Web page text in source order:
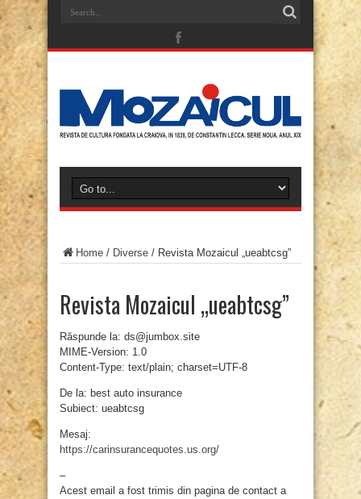
Home / Diverse / Revista Mozaicul „ueabtcsg”
Revista Mozaicul „ueabtcsg”
Răspunde la: ds@jumbox.site
MIME-Version: 1.0
Content-Type: text/plain; charset=UTF-8
De la: best auto insurance
Subiect: ueabtcsg
Mesaj:
https://carinsurancequotes.us.org/
–
Acest email a fost trimis din pagina de contact a